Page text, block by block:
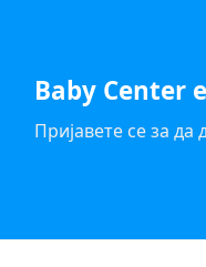
Baby Center
Пријавете се за